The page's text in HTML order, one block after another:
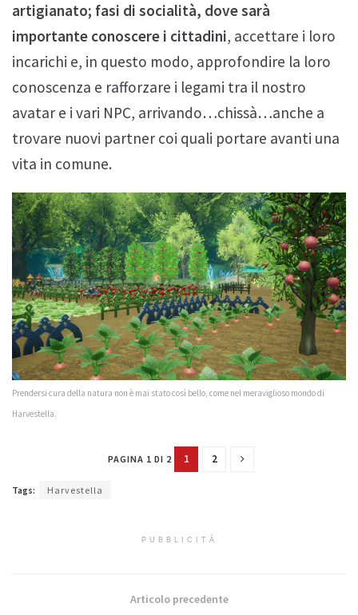
artigianato; fasi di socialità, dove sarà
importante conoscere i cittadini, accettare i loro
incarichi e, in questo modo, approfondire la loro
conoscenza e rafforzare i legami tra il nostro
avatar e i vari NPC, arrivando…chissà…anche a
trovare nuovi partner coi quali portare avanti una
vita in comune.
Prendersi cura della natura non è mai stato così bello, come nel meraviglioso mondo di
Harvestella.
PAGINA 1 DI 2 1 2
Tags: Harvestella
PUBBLICITÀ
Articolo precedente